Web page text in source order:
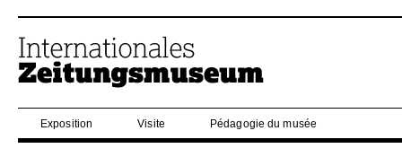
Exposition Visite Pédagogie du musée